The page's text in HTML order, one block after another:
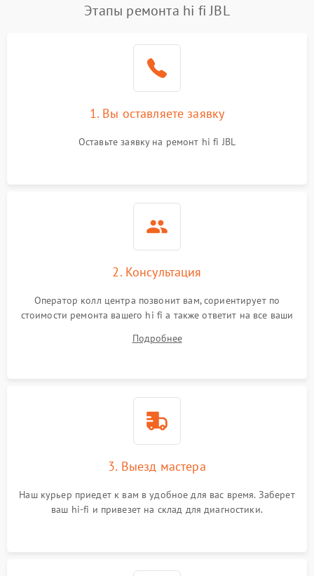
Этапы ремонта hi fi JBL
1. Вы оставляете заявку
Оставьте заявку на ремонт hi fi JBL
2. Консультация
Оператор колл центра позвонит вам, сориентирует по
стоимости ремонта вашего hi fi а также ответит на все ваши
Подробнее
3. Выезд мастера
Наш курьер приедет к вам в удобное для вас время. Заберет
ваш hi-fi и привезет на склад для диагностики.